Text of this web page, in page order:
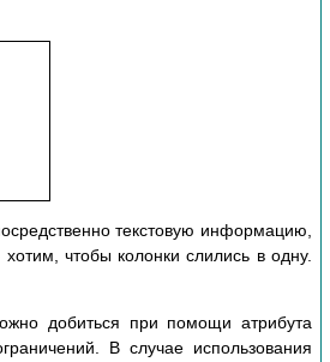
текстовую информацию,
чтобы колонки слились в одну.
добиться при помощи атрибута
В случае использования